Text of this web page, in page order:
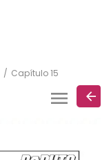
Capítulo 15